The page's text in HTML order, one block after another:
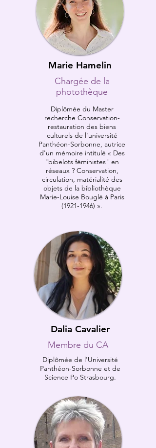
Marie Hamelin
Chargée de la
photothèque
Diplômée du Master
recherche Conservation-
restauration des biens
culturels de l'université
Panthéon-Sorbonne, autrice
d'un mémoire intitulé « Des
"bibelots féministes" en
réseaux ? Conservation,
circulation, matérialité des
objets de la bibliothèque
Marie-Louise Bouglé à Paris
(1921-1946) ».
Dalia Cavalier
Membre du CA
Diplômée de l'Université
Panthéon-Sorbonne et de
Science Po Strasbourg.